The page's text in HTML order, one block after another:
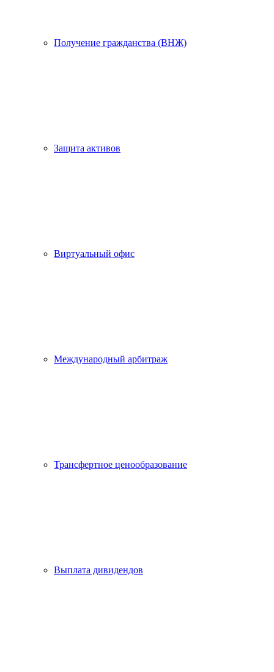
Получение гражданства (ВНЖ)
Защита активов
Виртуальный офис
Международный арбитраж
Трансфертное ценообразование
Выплата дивидендов